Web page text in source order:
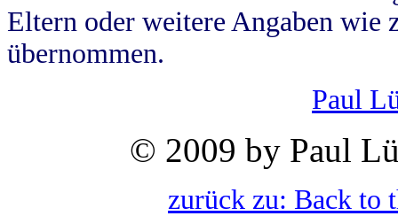
Eltern oder weitere Angaben wie
übernommen.
Paul
© 2009 by Paul
zurück zu: Back to